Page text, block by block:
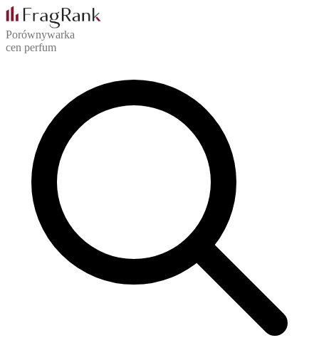
Porównywarka
cen perfum